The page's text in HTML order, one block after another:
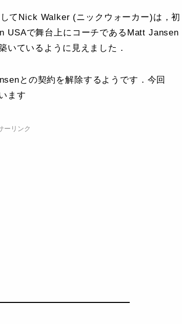
てNick Walker (ニックウォーカー)は，初
USAで舞台上にコーチであるMatt Jansen
いているように見えました．
との契約を解除するようです．今回
ます
ーリンク